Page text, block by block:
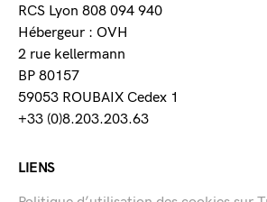
RCS Lyon 808 094 940
Hébergeur : OVH
2 rue kellermann
BP 80157
59053 ROUBAIX Cedex 1
+33 (0)8.203.203.63
LIENS